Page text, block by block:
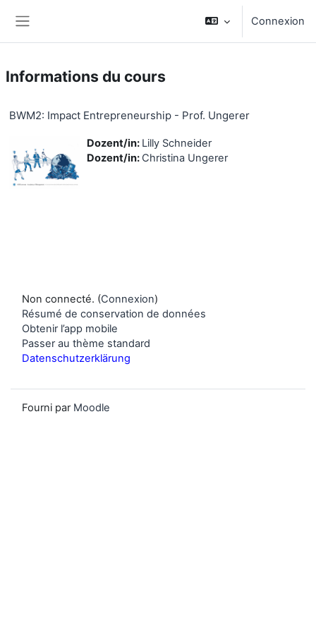
Connexion
Informations du cours
BWM2: Impact Entrepreneurship - Prof. Ungerer
Dozent/in: Lilly Schneider
Dozent/in: Christina Ungerer
Non connecté. (Connexion)
Résumé de conservation de données
Obtenir l’app mobile
Passer au thème standard
Datenschutzerklärung
Fourni par Moodle